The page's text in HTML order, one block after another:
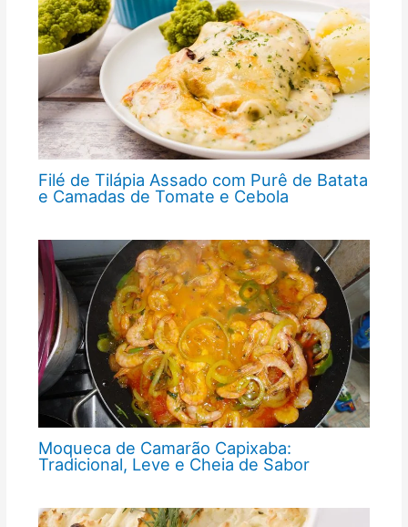
Filé de Tilápia Assado com Purê de Batata
e Camadas de Tomate e Cebola
Moqueca de Camarão Capixaba:
Tradicional, Leve e Cheia de Sabor